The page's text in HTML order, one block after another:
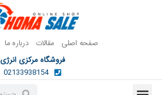
صفحه اصلی مقالات درباره ما
فروشگاه مرکزی انرژی
02133938154